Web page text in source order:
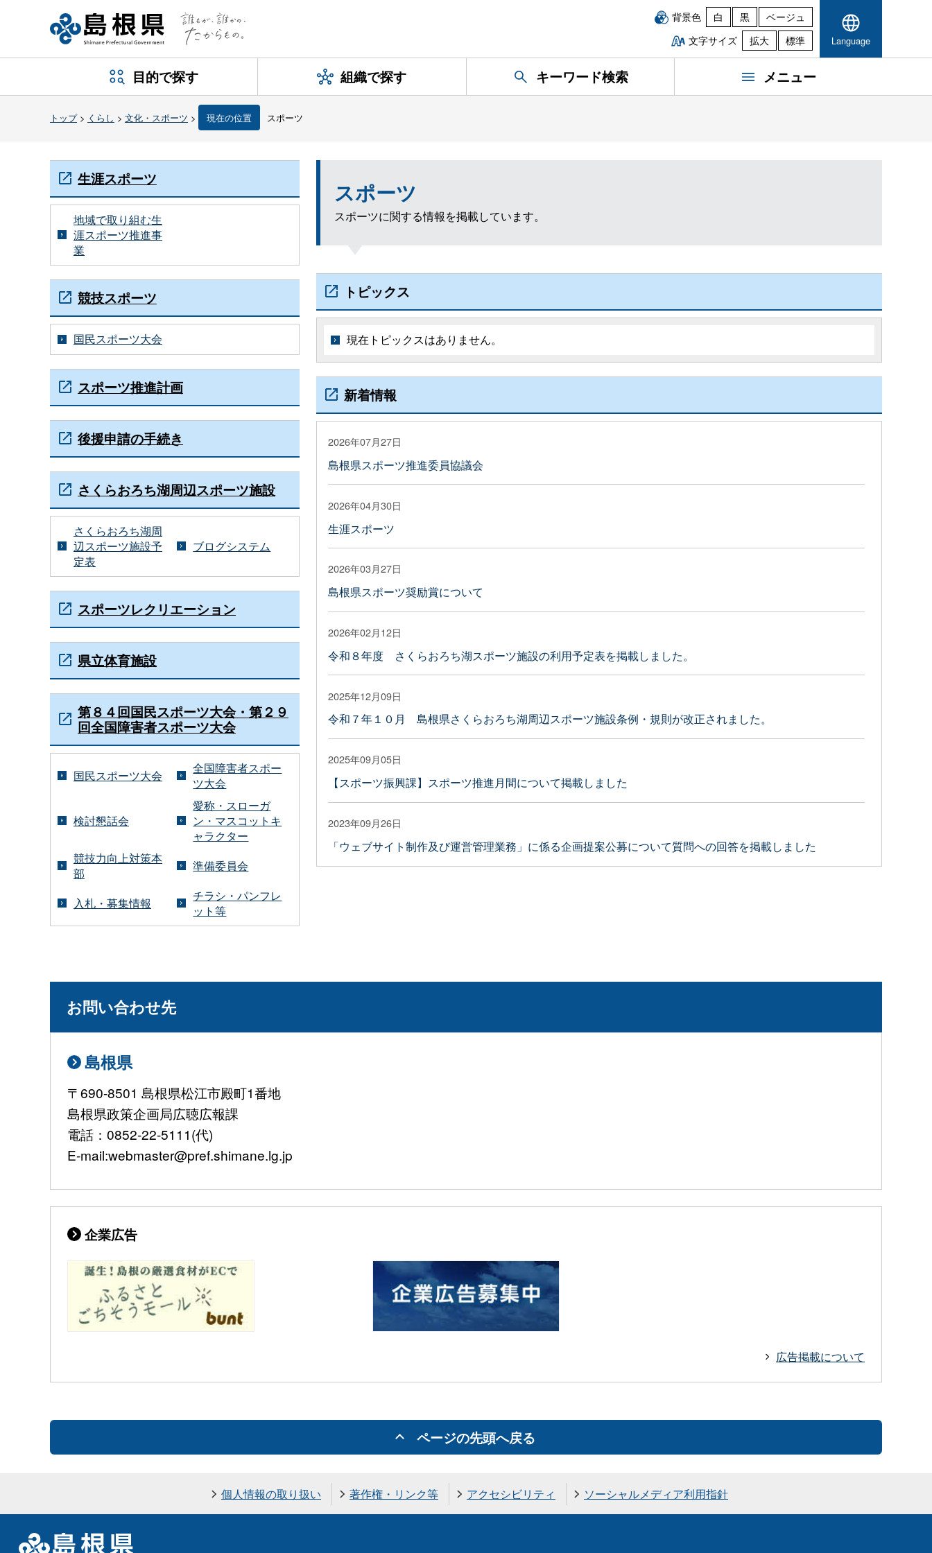
背景色 白 黒
ベージュ
文字サイズ
拡大 標準 Language
目的で探す 組織で探す キーワード検索 メニュー
トップ> くらし > 文化・スポーツ > 現在の位置 スポーツ
スポーツ
スポーツに関する情報を掲載しています。
トピックス
現在トピックスはありません。
新着情報
2026年07月27日
島根県スポーツ推進委員協議会
2026年04月30日
生涯スポーツ
2026年03月27日
島根県スポーツ奨励賞について
2026年02月12日
令和８年度 さくらおろち湖スポーツ施設の利用予定表を掲載しました。
2025年12月09日
令和７年１０月 島根県さくらおろち湖周辺スポーツ施設条例・規則が改正されました。
2025年09月05日
【スポーツ振興課】スポーツ推進月間について掲載しました
2023年09月26日
「ウェブサイト制作及び運営管理業務」に係る企画提案公募について質問への回答を掲載しました
生涯スポーツ
地域で取り組む生
涯スポーツ推進事
業
競技スポーツ
国民スポーツ大会
スポーツ推進計画
後援申請の手続き
さくらおろち湖周辺スポーツ施設
さくらおろち湖周
辺スポーツ施設予
定表
ブログシステム
スポーツレクリエーション
県立体育施設
第８４回国民スポーツ大会・第２９
回全国障害者スポーツ大会
国民スポーツ大会
全国障害者スポー
ツ大会
検討懇話会
愛称・スローガ
ン・マスコットキ
ャラクター
競技力向上対策本
部
準備委員会
入札・募集情報
チラシ・パンフレ
ット等
お問い合わせ先
島根県
〒690-8501 島根県松江市殿町1番地
島根県政策企画局広聴広報課
電話：0852-22-5111(代)
E-mail:webmaster@pref.shimane.lg.jp
企業広告
広告掲載について
ページの先頭へ戻る
個人情報の取り扱い 著作権・リンク等 アクセシビリティ ソーシャルメディア利用指針